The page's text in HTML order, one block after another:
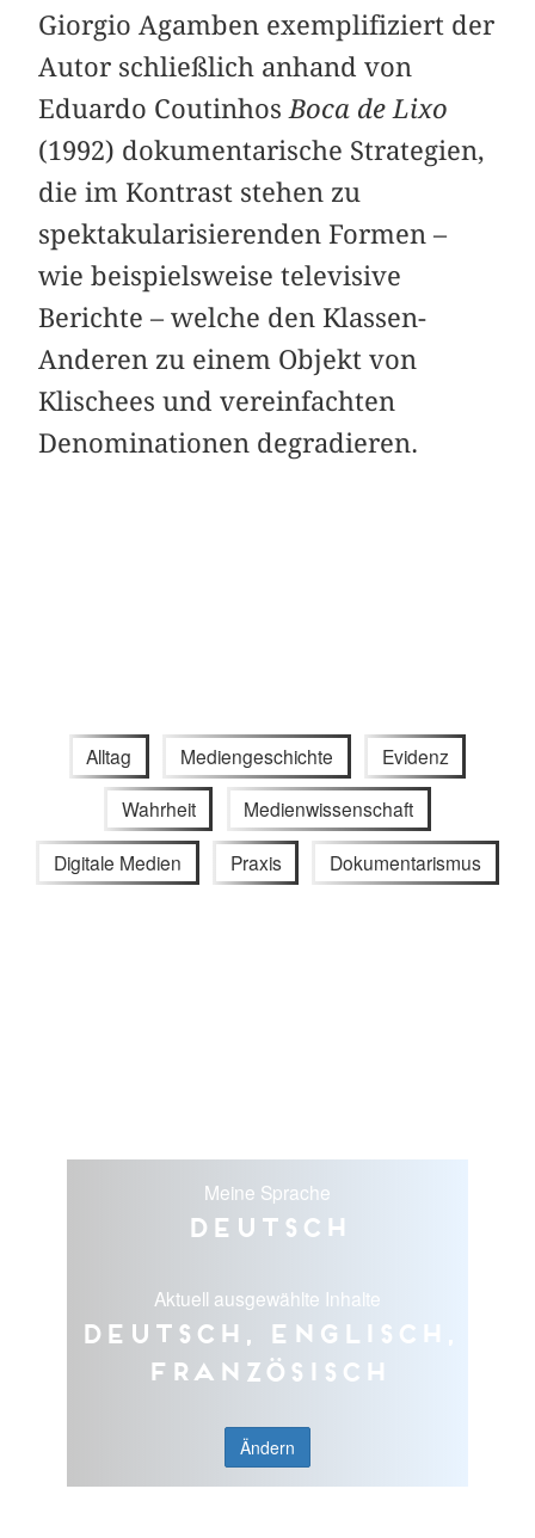
Giorgio Agamben exemplifiziert der
Autor schließlich anhand von
Eduardo Coutinhos Boca de Lixo
(1992) dokumentarische Strategien,
die im Kontrast stehen zu
spektakularisierenden Formen –
wie beispielsweise televisive
Berichte – welche den Klassen-
Anderen zu einem Objekt von
Klischees und vereinfachten
Denominationen degradieren.
Alltag Mediengeschichte Evidenz
Wahrheit Medienwissenschaft
Digitale Medien Praxis Dokumentarismus
Meine Sprache
Deutsch
Aktuell ausgewählte Inhalte
Deutsch, Englisch,
Französisch
Ändern